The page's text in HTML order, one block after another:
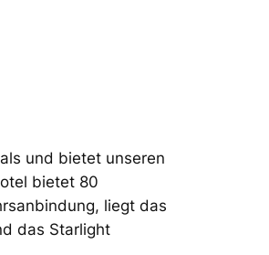
und bietet unseren
bietet 80
liegt das
das Starlight